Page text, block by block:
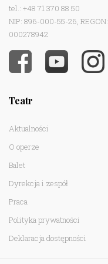
tel.: +48 71 370 88 50
NIP: 896-000-55-26, REGON:
000278942
Teatr
Aktualności
O operze
Balet
Dyrekcja i zespół
Praca
Polityka prywatności
Deklaracja dostępności